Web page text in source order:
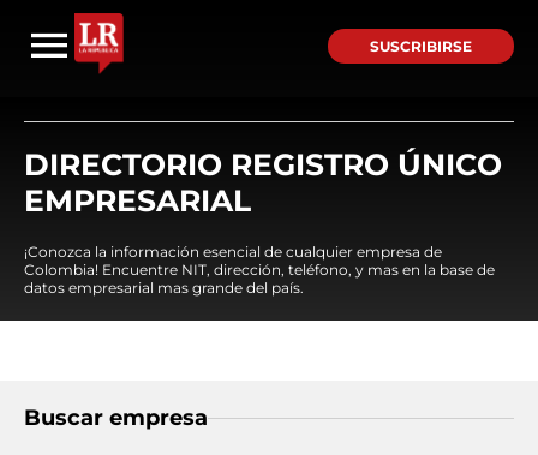
SUSCRIBIRSE
DIRECTORIO REGISTRO ÚNICO
EMPRESARIAL
¡Conozca la información esencial de cualquier empresa de
Colombia! Encuentre NIT, dirección, teléfono, y mas en la base de
datos empresarial mas grande del país.
Buscar empresa